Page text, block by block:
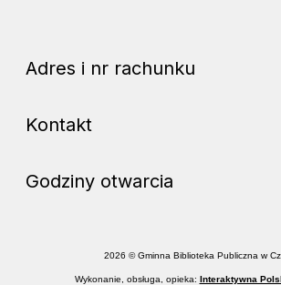
Adres i nr rachunku
Kontakt
Godziny otwarcia
2026 © Gminna Biblioteka Publiczna w
Wykonanie, obsługa, opieka: Interaktywna